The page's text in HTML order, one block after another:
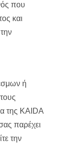
που
και
ή
της KAIDA
παρέχει
την